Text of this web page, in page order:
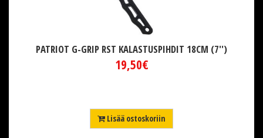
PATRIOT G-GRIP RST KALASTUSPIHDIT 18CM (7'')
19,50€
Lisää ostoskoriin